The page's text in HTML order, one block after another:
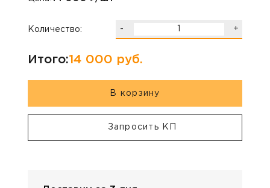
Количество: - +
Итого:14 000 руб.
В корзину
Запросить КП